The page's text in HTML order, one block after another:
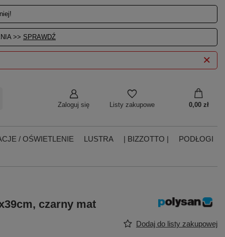
>> SPRAWDŹ
Zaloguj się Listy zakupowe 0,00 zł
/ OŚWIETLENIE LUSTRA | BIZZOTTO |
PODŁOGI
czarny mat
Dodaj do listy zakupowej